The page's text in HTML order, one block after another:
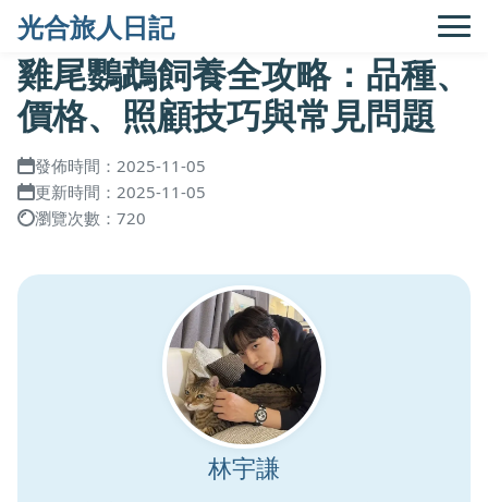
光合旅人日記
雞尾鸚鵡飼養全攻略：品種、
價格、照顧技巧與常見問題
發佈時間：2025-11-05
更新時間：2025-11-05
瀏覽次數：720
林宇謙